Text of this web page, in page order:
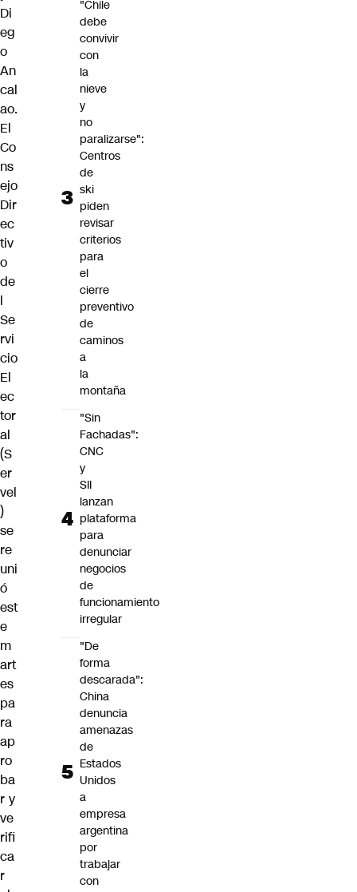
Di
eg
o
An
cal
ao.
El
Co
ns
ejo
Dir
ec
tiv
o
de
l
Se
rvi
cio
El
ec
tor
al
(S
er
vel
)
se
re
uni
ó
est
e
m
art
es
pa
ra
ap
ro
ba
r y
ve
rifi
ca
r
"Chile
debe
convivir
con
la
nieve
y
no
paralizarse":
Centros
de
ski
piden
revisar
criterios
para
el
cierre
preventivo
de
caminos
a
la
montaña
"Sin
Fachadas":
CNC
y
SII
lanzan
plataforma
para
denunciar
negocios
de
funcionamiento
irregular
"De
forma
descarada":
China
denuncia
amenazas
de
Estados
Unidos
a
empresa
argentina
por
trabajar
con